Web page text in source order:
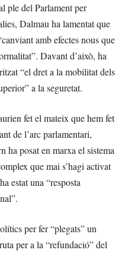
ple del Parlament per
Dalmau ha lamentat que
amb efectes nous que
Davant d’això, ha
“el dret a la mobilitat dels
a la seguretat.
fet el mateix que hem fet
de l’arc parlamentari,
ha posat en marxa el sistema
que mai s’hagi activat
estat una “resposta
per fer “plegats” un
per a la “refundació” del